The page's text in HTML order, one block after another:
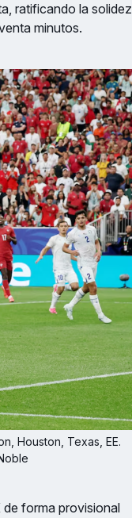
ratificando la solidez
minutos.
Houston, Texas, EE.
de forma provisional